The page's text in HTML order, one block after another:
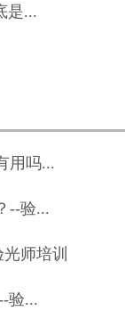
是...
用吗...
--验...
师培训
验...